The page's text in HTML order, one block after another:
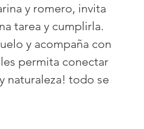
y romero, invita
tarea y cumplirla.
y acompaña con
permita conectar
naturaleza! todo se